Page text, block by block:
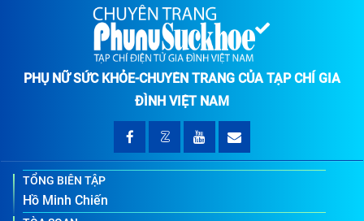
PHỤ NỮ SỨC KHỎE-CHUYÊN TRANG CỦA TẠP CHÍ GIA
ĐÌNH VIỆT NAM
TỔNG BIÊN TẬP
Hồ Minh Chiến